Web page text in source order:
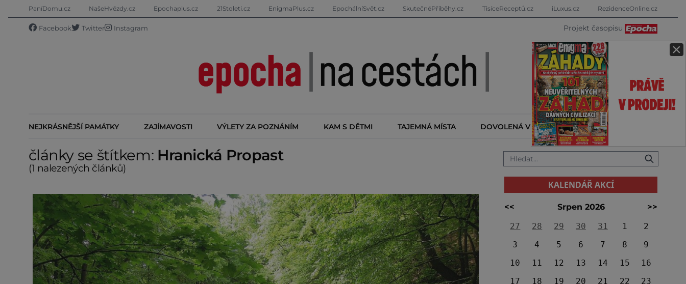
×
PaníDomu.cz NašeHvězdy.cz Epochaplus.cz 21Stoleti.cz EnigmaPlus.cz EpochálníSvět.cz SkutečnéPříběhy.cz TisíceReceptů.cz iLuxus.cz RezidenceOnline.cz
Facebook Twitter Instagram Projekt časopisu
NEJKRÁSNĚJŠÍ PAMÁTKY ZAJÍMAVOSTI VÝLETY ZA POZNÁNÍM KAM S DĚTMI TAJEMNÁ MÍSTA DOVOLENÁ V ZAHRANIČÍ KALENDÁŘ AKCÍ
články se štítkem: Hranická Propast
(1 nalezených článků)
KALENDÁŘ AKCÍ
<< Srpen 2026
>>
27
28 29 30 31 1
2
3
4 5 6 7 8
9
10
11 12 13 14 15
16
17
18 19 20 21 22
23